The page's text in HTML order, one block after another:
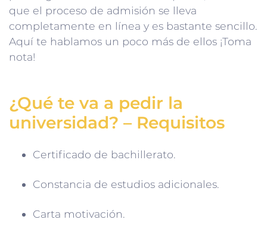
que el proceso de admisión se lleva
completamente en línea y es bastante sencillo.
Aquí te hablamos un poco más de ellos ¡Toma
nota!
¿Qué te va a pedir la
universidad? – Requisitos
Certificado de bachillerato.
Constancia de estudios adicionales.
Carta motivación.